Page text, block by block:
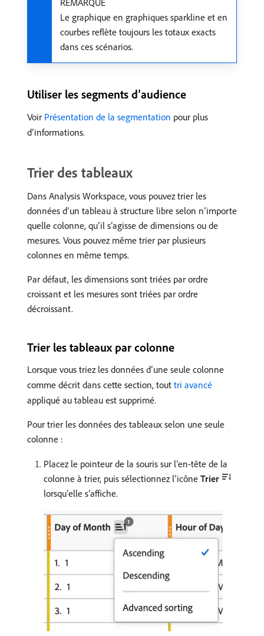
REMARQUE
Le graphique en graphiques sparkline et en
courbes reflète toujours les totaux exacts
dans ces scénarios.
Utiliser les segments d’audience
Voir Présentation de la segmentation pour plus
d’informations.
Trier des tableaux
Dans Analysis Workspace, vous pouvez trier les
données d’un tableau à structure libre selon n’importe
quelle colonne, qu’il s’agisse de dimensions ou de
mesures. Vous pouvez même trier par plusieurs
colonnes en même temps.
Par défaut, les dimensions sont triées par ordre
croissant et les mesures sont triées par ordre
décroissant.
Trier les tableaux par colonne
Lorsque vous triez les données d’une seule colonne
comme décrit dans cette section, tout tri avancé
appliqué au tableau est supprimé.
Pour trier les données des tableaux selon une seule
colonne :
Placez le pointeur de la souris sur l’en-tête de la
colonne à trier, puis sélectionnez l’icône Trier
lorsqu’elle s’affiche.